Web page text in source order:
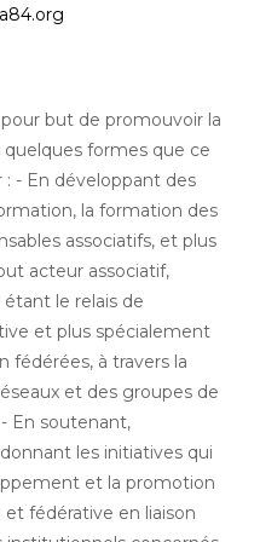
but de promouvoir la
quelques formes que ce
- En développant des
la formation des
associatifs, et plus
acteur associatif,
le relais de
et plus spécialement
fédérées, à travers la
et des groupes de
En soutenant,
les initiatives qui
et la promotion
et fédérative en liaison